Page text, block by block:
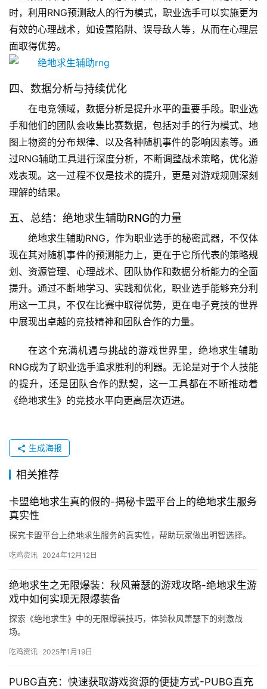
时，利用RNG预测敌人的行为模式，职业选手可以实施更为
有效的心理战术，如设置陷阱、误导敌人等，从而在心理层
面取得优势。
四、数据分析与持续优化
在电竞领域，数据分析是提升水平的重要手段。职业选
手和他们的团队会收集比赛数据，包括对手的行为模式、地
图上物资的分布规律、以及各种随机事件的影响因素等。通
过RNG辅助工具进行深度分析，不断调整战术策略，优化游
戏表现。这一过程不仅是技术的提升，更是对游戏规则深刻
理解的结果。
五、总结：绝地求生辅助RNG的力量
绝地求生辅助RNG，作为职业选手的秘密武器，不仅体
现在其对随机事件的预测能力上，更在于它所代表的策略规
划、资源管理、心理战术、团队协作和数据分析能力的全面
提升。通过不断地学习、实践和优化，职业选手能够充分利
用这一工具，不仅在比赛中取得优势，更在电子竞技的世界
中展现出卓越的竞技精神和团队合作的力量。
在这个充满机遇与挑战的游戏世界里，绝地求生辅助
RNG成为了职业选手追求胜利的利器。无论是对于个人技能
的提升，还是团队合作的默契，这一工具都在不断推动着
《绝地求生》的竞技水平向更高层次迈进。
生成海报
相关推荐
卡盟绝地求生真的假的-揭秘卡盟平台上的绝地求生服务
真实性
探究卡盟平台上绝地求生服务的真实性，帮助玩家做出明智选择。
吃鸡资讯 2024年12月12日
绝地求生之无限爆装：秋风萧瑟的游戏攻略-绝地求生游
戏中如何实现无限爆装备
探索《绝地求生》中的无限爆装技巧，体验秋风萧瑟下的刺激战
场。
吃鸡资讯 2025年1月19日
PUBG直充：快速获取游戏资源的便捷方式-PUBG直充